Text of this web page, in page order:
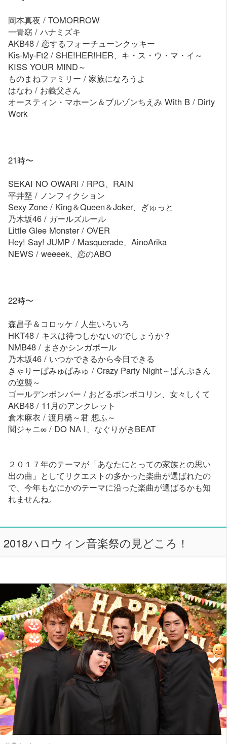
岡本真夜 / TOMORROW
一青窈 / ハナミズキ
AKB48 / 恋するフォーチューンクッキー
Kis-My-Ft2 / SHE!HER!HER、キ・ス・ウ・マ・イ～
KISS YOUR MIND～
ものまねファミリー / 家族になろうよ
はなわ / お義父さん
オースティン・マホーン＆ブルゾンちえみ With B / Dirty
Work
21時〜
SEKAI NO OWARI / RPG、RAIN
平井堅 / ノンフィクション
Sexy Zone / King＆Queen＆Joker、ぎゅっと
乃木坂46 / ガールズルール
Little Glee Monster / OVER
Hey! Say! JUMP / Masquerade、AinoArika
NEWS / weeeek、恋のABO
22時〜
森昌子＆コロッケ / 人生いろいろ
HKT48 / キスは待つしかないのでしょうか？
NMB48 / まさかシンガポール
乃木坂46 / いつかできるから今日できる
きゃりーぱみゅぱみゅ / Crazy Party Night～ぱんぷきん
の逆襲～
ゴールデンボンバー / おどるポンポコリン、女々しくて
AKB48 / 11月のアンクレット
倉木麻衣 / 渡月橋～君 想ふ～
関ジャニ∞ / DO NA I、なぐりがきBEAT
２０１７年のテーマが「あなたにとっての家族との思い
出の曲」としてリクエストの多かった楽曲が選ばれたの
で、今年もなにかのテーマに沿った楽曲が選ばるかも知
れませんね。
2018ハロウィン音楽祭の見どころ！